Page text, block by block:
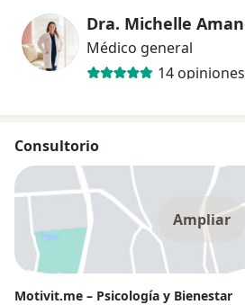
Médico general
14 opiniones
Consultorio
Ampliar
Motivit.me – Psicología y Bienestar